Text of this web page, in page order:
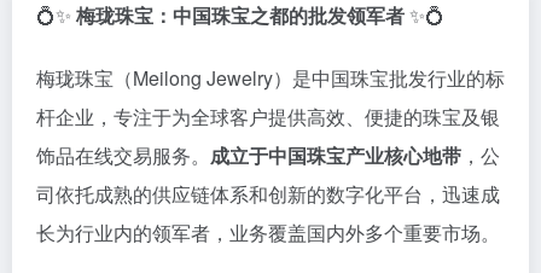
💍✨ 梅珑珠宝：中国珠宝之都的批发领军者✨💍
梅珑珠宝（Meilong Jewelry）是中国珠宝批发行业的标
杆企业，专注于为全球客户提供高效、便捷的珠宝及银
饰品在线交易服务。 成立于中国珠宝产业核心地带 ，公
司依托成熟的供应链体系和创新的数字化平台，迅速成
长为行业内的领军者，业务覆盖国内外多个重要市场。